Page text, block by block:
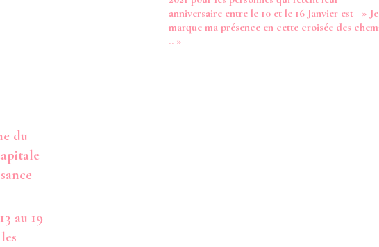
anniversaire entre le 10 et le 16 Janvier est » Je
marque ma présence en cette croisée des
.. »
du
au 19